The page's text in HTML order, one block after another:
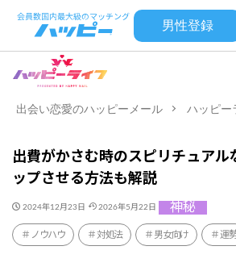
男性登録
出会い恋愛のハッピーメール ハッピー
出費がかさむ時のスピリチュアル
ップさせる方法も解説
2024年12月23日 2026年5月22日 神秘
ノウハウ 対処法 男女向け 運